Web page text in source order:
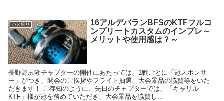
バス釣り
16アルデバランBFSのKTFフルコ
ンプリートカスタムのインプレ～
メリットや使用感は？～
長野野尻湖チャプターの開催にあたっては、1戦ごとに「冠スポンサ
ー」がつき、開会のご挨拶やフライト抽選、大会景品の協賛等をいた
だきます！ ご存知のように、先日のチャプターでは、「キャリル
KTF」様が冠を務めていただき、大会景品を協賛し...